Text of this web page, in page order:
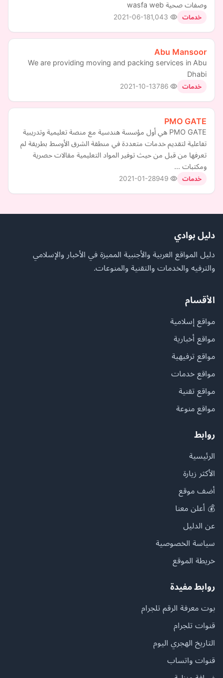
وصفات صحية wasfa web
خدمات 2021-06-18
Abu Mansoor
We are providing moving and packing services in Abu
Dhabi
خدمات 2021-10-13
PMO GATE
PMO GATE هي أول مؤسسة هندسية مع منصة تعليمية وتدريبية
تفاعلية لتقديم خدمات متعددة في منطقة الشرق الأوسط بطريقة لم
تعرفها من قبل من حيث توفير المواد التعليمية مقالات حصرية
ومكتبات …
خدمات 2021-01-28
دليل بوادي
دليل المواقع العربية والأجنبية المميزة في الأخبار والإسلامي
والترفيه والخدمات والتقنية والمنوعات.
الأقسام
مواقع إسلامية
مواقع أخبارية
مواقع ترفيهية
مواقع خدمات
مواقع تقنية
مواقع منوعة
روابط
الرئيسية
الأكثر زيارة
أضف موقع
💰 أعلن معنا
عن الدليل
سياسة الخصوصية
خريطة الموقع
روابط مفيدة
بوت معرفة الرقم تلجرام
قنوات تلجرام
التاريخ الهجري اليوم
قنوات واتساب